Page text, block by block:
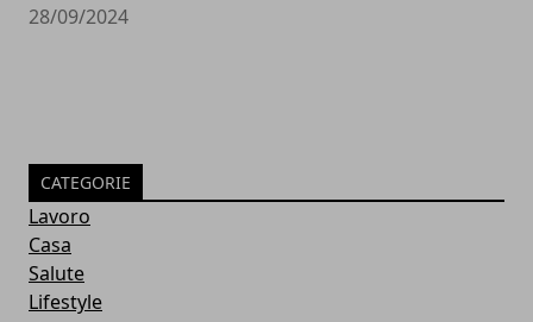
28/09/2024
CATEGORIE
Lavoro
Casa
Salute
Lifestyle